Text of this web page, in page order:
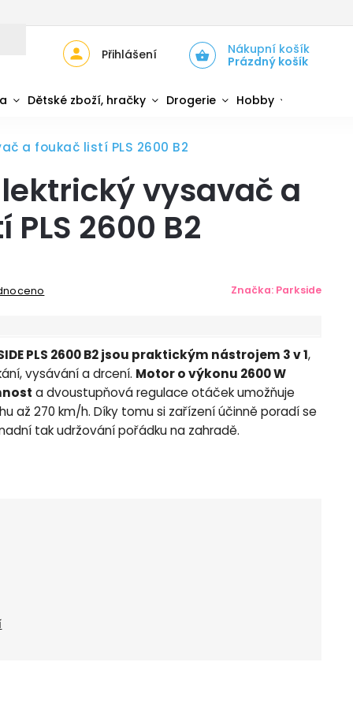
Nákupní košík
Prázdný košík
Přihlášení
Dětské zboží, hračky Drogerie Hobby
a foukač listí PLS 2600 B2
vysavač a
2600 B2
Značka: Parkside
PLS 2600 B2 jsou praktickým nástrojem 3 v 1,
vysávání a drcení. Motor o výkonu 2600 W
a dvoustupňová regulace otáček umožňuje
až 270 km/h. Díky tomu si zařízení účinně poradí se
tak udržování pořádku na zahradě.